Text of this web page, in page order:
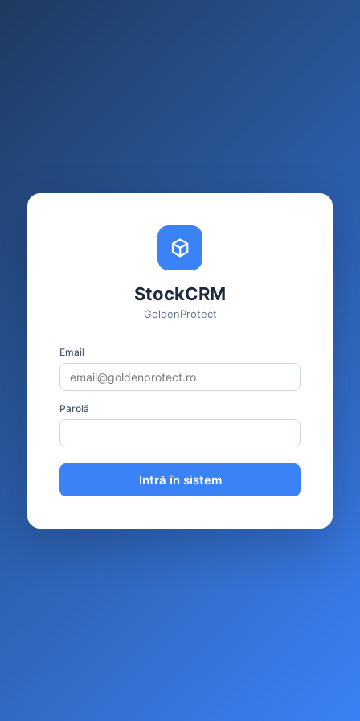
StockCRM
GoldenProtect
Email
Parolă
Intră în sistem